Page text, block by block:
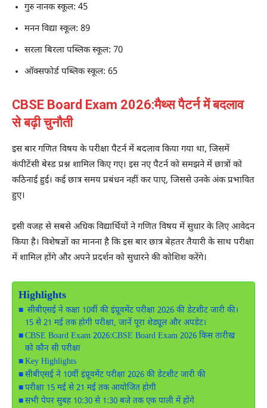
गुरु नानक स्कूल: 45
मनन विद्या स्कूल: 89
सरला बिरला पब्लिक स्कूल: 70
ऑक्सफोर्ड पब्लिक स्कूल: 65
CBSE Board Exam 2026:मैथ्स पैटर्न में बदलाव
से बढ़ी चुनौती
इस बार गणित विषय के परीक्षा पैटर्न में बदलाव किया गया था, जिसमें
कंपीटेंसी बेस्ड प्रश्न शामिल किए गए। इस नए पैटर्न को समझने में छात्रों को
कठिनाई हुई। कई छात्र समय प्रबंधन नहीं कर पाए, जिससे उनके अंक प्रभावित
हुए।
इसी वजह से सबसे अधिक विद्यार्थियों ने गणित विषय में सुधार के लिए आवेदन
किया है। विशेषज्ञों का मानना है कि इस बार छात्र बेहतर तैयारी के साथ परीक्षा
में शामिल होंगे और अपने प्रदर्शन को सुधारने की कोशिश करेंगे।
Highlights
सीबीएसई ने कक्षा 10वीं की इंप्रूवमेंट परीक्षा 2026 की डेटशीट जारी की।
15 से 21 मई तक होगी परीक्षा, जानें पूरा शेड्यूल और अपडेट।
CBSE Board Exam 2026:CBSE Board Exam 2026 किस तारीख
को कौन सी परीक्षा
Key Highlights
सीबीएसई ने 10वीं इंप्रूवमेंट परीक्षा 2026 की डेटशीट जारी की
परीक्षा 15 मई से 21 मई तक आयोजित होगी
सभी पेपर सुबह 10:30 से 1:30 बजे तक एक पाली में होंगे